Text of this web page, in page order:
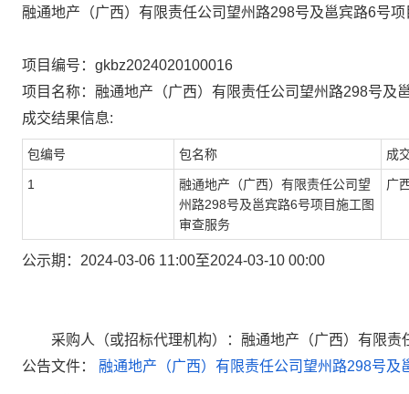
融通地产（广西）有限责任公司望州路298号及邕宾路6号
项目编号： gkbz2024020100016
项目名称： 融通地产（广西）有限责任公司望州路298号及
成交结果信息:
包编号 包名称 成
1
融通地产（广西）有限责任公司望
州路298号及邕宾路6号项目施工图
审查服务
广
公示期： 2024-03-06 11:00至2024-03-10 00:00
采购人 （或招标代理机构）： 融通地产（广西）有限责
公告文件： 融通地产（广西）有限责任公司望州路298号